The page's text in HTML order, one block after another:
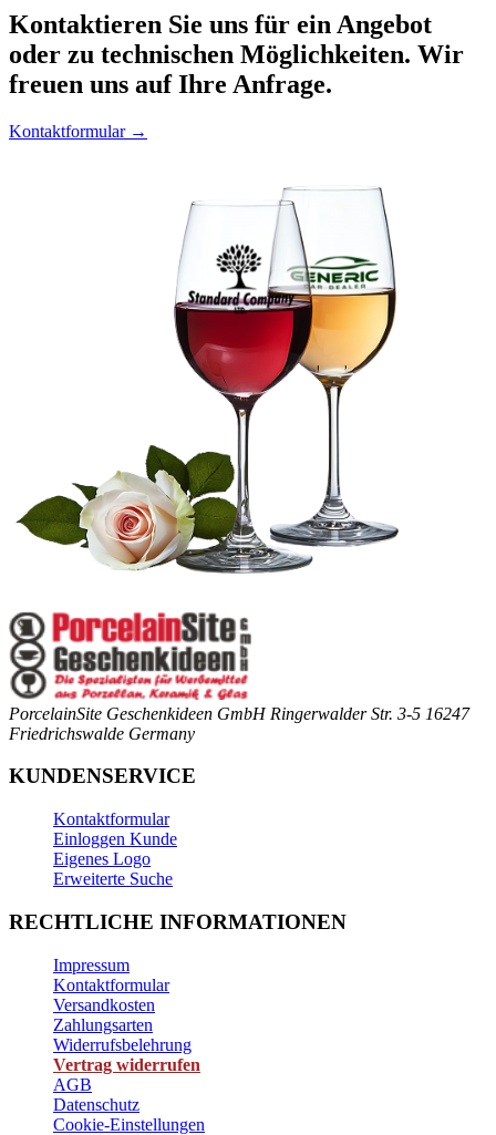
Kontaktieren Sie uns für ein Angebot
oder zu technischen Möglichkeiten. Wir
freuen uns auf Ihre Anfrage.
Kontaktformular →
PorcelainSite Geschenkideen GmbH Ringerwalder Str. 3-5 16247
Friedrichswalde Germany
KUNDENSERVICE
Kontaktformular
Einloggen Kunde
Eigenes Logo
Erweiterte Suche
RECHTLICHE INFORMATIONEN
Impressum
Kontaktformular
Versandkosten
Zahlungsarten
Widerrufsbelehrung
Vertrag widerrufen
AGB
Datenschutz
Cookie-Einstellungen